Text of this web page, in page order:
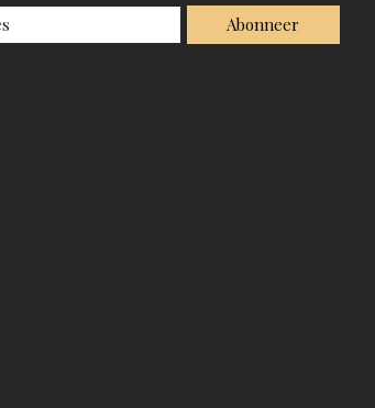
Abonneer